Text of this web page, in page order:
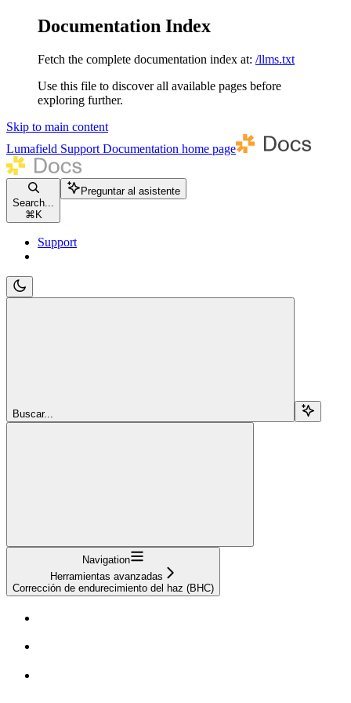
Documentation Index
Fetch the complete documentation index at: /llms.txt
Use this file to discover all available pages before
exploring further.
Skip to main content
Lumafield Support Documentation home page
Search...
⌘ K
Preguntar al asistente
Support
Buscar...
Navigation
Herramientas avanzadas
Corrección de endurecimiento del haz (BHC)